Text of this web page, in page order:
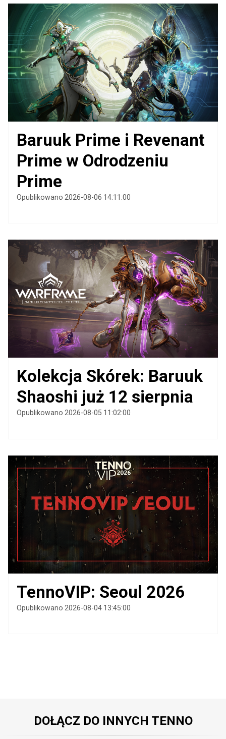
Baruuk Prime i Revenant
Prime w Odrodzeniu
Prime
Opublikowano 2026-08-06 14:11:00
Kolekcja Skórek: Baruuk
Shaoshi już 12 sierpnia
Opublikowano 2026-08-05 11:02:00
TennoVIP: Seoul 2026
Opublikowano 2026-08-04 13:45:00
DOŁĄCZ DO INNYCH TENNO